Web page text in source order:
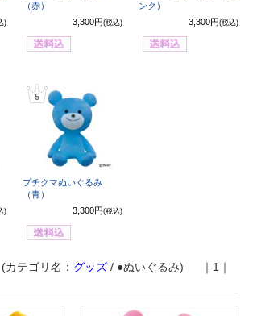
)
（赤）
3,300円 (税込)
ンク）
3,300円(税込)
)
5
プチクマぬいぐるみ
（青）
3,300円 (税込)
｜1｜
(カテゴリ名： グッズ/ ●ぬいぐるみ)